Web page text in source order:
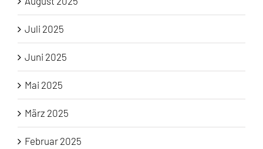
Juli 2025
Juni 2025
Mai 2025
März 2025
Februar 2025